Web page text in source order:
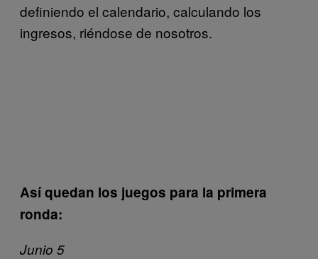
definiendo el calendario, calculando los
ingresos, riéndose de nosotros.
Así quedan los juegos para la primera
ronda:
Junio 5